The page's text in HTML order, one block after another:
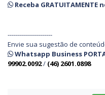
Receba GRATUITAMENTE
----------------------
Envie sua sugestão de
Whatsapp Business
99902.0092/ (46) 2601.0898